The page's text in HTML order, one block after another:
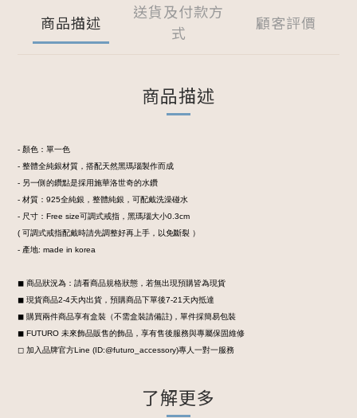
商品描述
送貨及付款方
式
顧客評價
商品描述
- 顏色：單一色
- 整體全純銀材質，搭配天然黑瑪瑙製作而成
- 另一側的鑽點是採用施華洛世奇的水鑽
- 材質：925全純銀，整體純銀，可配戴洗澡碰水
- 尺寸：Free size可調式戒指，黑瑪瑙大小0.3cm
( 可調式戒指配戴時請先調整好再上手，以免斷裂 ）
- 產地: made in korea
◼︎ 商品狀況為：請看商品規格狀態，若無出現預購皆為現貨
◼︎ 現貨商品2-4天內出貨，預購商品下單後7-21天內抵達
◼︎ 購買兩件商品享有盒裝 （不需盒裝請備註)， 單件採簡易包裝
◼︎ FUTURO 未來飾品販售的飾品，享有售後服務與專屬保固維修
◻︎ 加入品牌官方Line (ID:@futuro_accessory)專人一對一服務
了解更多